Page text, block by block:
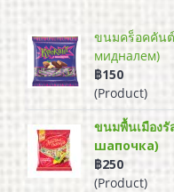
ขนมคร็อคคัน
мидналем)
฿150
(Product)
ขนมพื้นเมือง
шапочка)
฿250
(Product)